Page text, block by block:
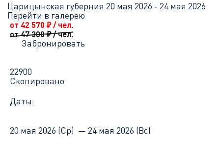
Царицынская губерния 20 мая 2026 - 24 мая 2026
Перейти в галерею
от 42 570 ₽/ чел.
от 47 300₽/ чел.
Забронировать
22900
Скопировано
Даты:
20 мая 2026 (Ср) — 24 мая 2026 (Вс)